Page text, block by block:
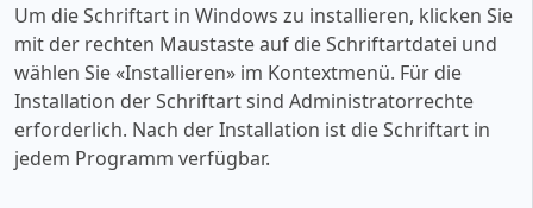
Um die Schriftart in Windows zu installieren, klicken Sie
mit der rechten Maustaste auf die Schriftartdatei und
wählen Sie «‎Installieren» im Kontextmenü. Für die
Installation der Schriftart sind Administratorrechte
erforderlich. Nach der Installation ist die Schriftart in
jedem Programm verfügbar.